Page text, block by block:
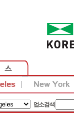
업소검색